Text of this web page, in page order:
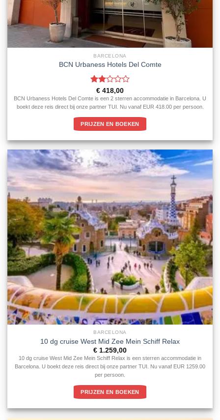
BARCELONA
BCN Urbaness Hotels Del Comte
Gewaardeerd
2uit
5
€ 418,00
BCN Urbaness Hotels Del Comte is een 2 sterren accommodatie in Barcelona. U
boekt deze reis direct bij onze partner TUI. Nu vanaf EUR 418.00 per persoon.
PRIJZEN EN BOEKEN
BARCELONA
10 dg cruise West Mid Zee Mein Schiff Relax
€ 1.259,00
10 dg cruise West Mid Zee Mein Schiff Relax is een sterren accommodatie in
Barcelona. U boekt deze reis direct bij onze partner TUI. Nu vanaf EUR 1259.00
per persoon.
PRIJZEN EN BOEKEN